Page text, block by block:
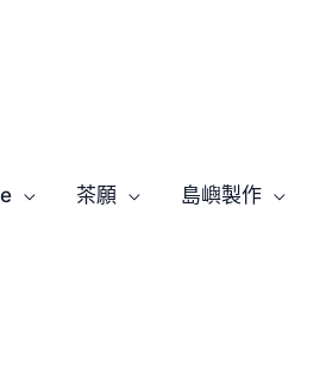
茶願 島嶼製作